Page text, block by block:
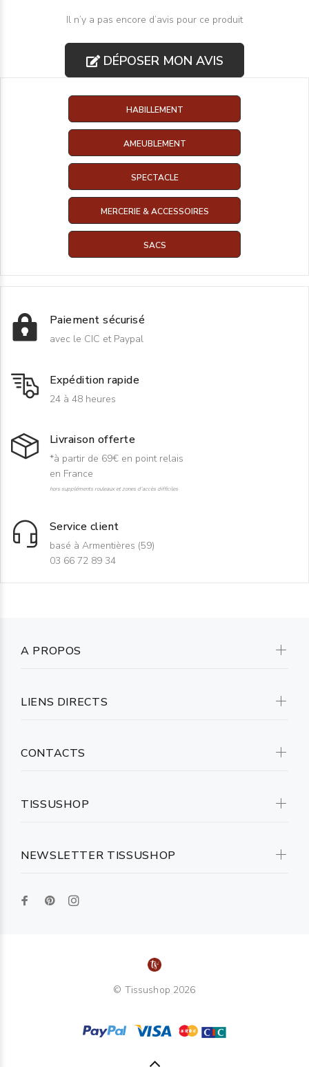
Il n’y a pas encore d’avis pour ce produit
DÉPOSER MON AVIS
HABILLEMENT
AMEUBLEMENT
SPECTACLE
MERCERIE & ACCESSOIRES
SACS
Paiement sécurisé
avec le CIC et Paypal
Expédition rapide
24 à 48 heures
Livraison offerte
*à partir de 69€ en point relais
en France
hors suppléments rouleaux et zones d'accès difficiles
Service client
basé à Armentières (59)
03 66 72 89 34
NEWSLETTER TISSUSHOP
A PROPOS
LIENS DIRECTS
CONTACTS
TISSUSHOP
© Tissushop 2026